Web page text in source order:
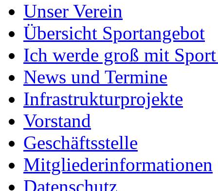
Unser Verein
Übersicht Sportangebot
Ich werde groß mit
News und Termine
Infrastrukturprojekte
Vorstand
Geschäftsstelle
Mitgliederinformationen
Datenschutz